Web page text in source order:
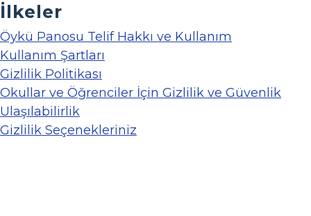
İlkeler
Öykü Panosu Telif Hakkı ve Kullanım
Kullanım Şartları
Gizlilik Politikası
Okullar ve Öğrenciler İçin Gizlilik ve Güvenlik
Ulaşılabilirlik
Gizlilik Seçenekleriniz